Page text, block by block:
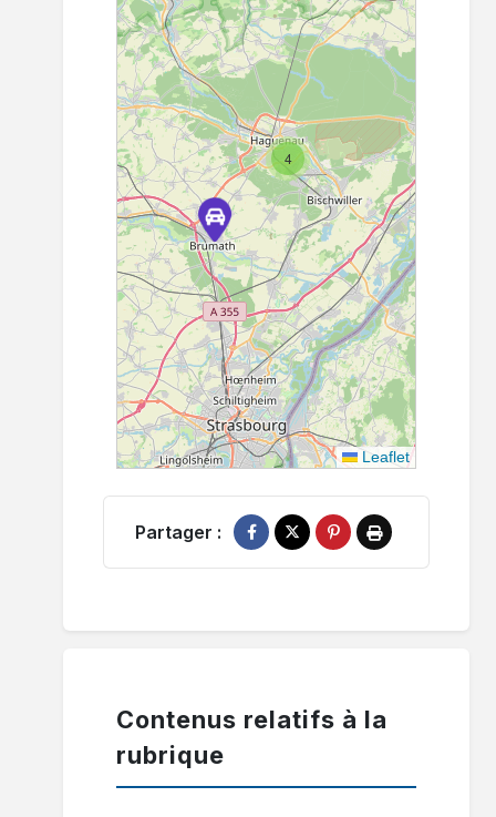
4
Leaflet
Partager :
Partager sur Facebook
Partager sur X
Épingler sur Pinterest
Imprimer
Contenus relatifs à la
rubrique